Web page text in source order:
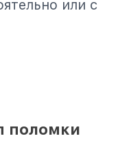
или с
поломки